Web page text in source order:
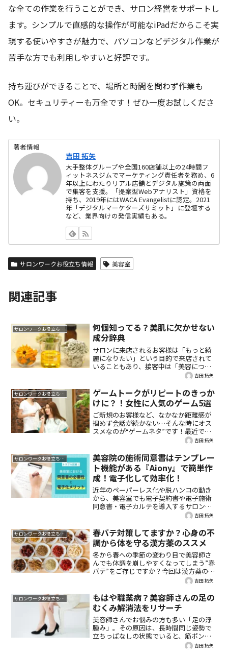
な全ての作業を行うことができ、サロン経営をサポートし
ます。シンプルで直感的な操作が可能なiPadだからこそ実
現する使いやすさが魅力で、パソコンなどデジタル作業が
苦手な方でも利用しやすいと好評です。
持ち運びができることで、場所と時間を問わず作業も
OK。セキュリティーも万全です！ぜひ一度お試しくださ
い。
著者情報
吉田 拓矢
大手整体グループや全国160店舗以上の24時間フ
ィットネスジムでマーケティング責任者を務め、6
年以上にわたりリアル店舗とデジタル施策の両面
で集客を支援。「提案型Webアナリスト」資格を
持ち、2019年にはWACA Evangelistに認定。2021
年「デジタルマーケターズサミット」に登壇する
など、業界向けの発信実績もある。
サロンワークお役立ち情報 美容室
関連記事
サロンワークお役立ち情報
何個知ってる？美肌に欠かせない
成分辞典
サロンに来店されるお客様は「もっと綺
麗になりたい」という目的で来店されて
いることもあり、接客中は「美容につい
ての話」を自然とされていることも多い
美肌をつくるのに欠かせない成分をピッ
クアップ。具体的にどんな効果を与える
のかをまとめました！
吉田 拓矢
サロンワークお役立ち情報
ゲームトークがリピートのきっか
けに？！女性に人気のゲーム5選
ご新規のお客様など、なかなか距離感が
掴めず会話が続かない…そんな時にオス
スメなのが“ゲームネタ”です！最近で
は、様々な世界感のゲームが増えの人気
回は女性に人気のゲーム5選をご紹介しま
す。
吉田 拓矢
サロンワークお役立ち情報
美容院の施術同意書はテンプレー
ト機能がある『Aiony』で簡単作
成！電子化して効率化！
近年のペーパーレス化や脱ハンコの動き
から、美容室でも電子契約書や電子施術
同意書・電子カルテを導入するサロンが
増えています。今回は、美容室で準備し
子化するメリットについて詳しくご紹介
します。美容院に施術同意...
吉田 拓矢
サロンワークお役立ち情報
春バテ対策してますか？心身の不
調から体を守る漢方薬のススメ
冬から春への季節の変わり目で美容師さ
んでも体調を崩しやすくなってしまう”春
バテ”をご存じですか？今回は漢方薬の処
方・提供をはじめ、鍼灸治療やパーソナ
康をささえる東洋医学サロンの方に“春バ
テ”が起きる原因や対処法をお伺いしまし
た。
吉田 拓矢
サロンワークお役立ち情報
もはや職業病？美容師さんの足の
むくみ解消法をリサーチ
美容師さんでお悩みの方も多い「足の浮
腫み」。その原因は、長時間同じ姿勢で
立ちっぱなしの状態でいると、筋ポンプ
作用の働きが悪くなり血液やリンパ液が
吉田 拓矢